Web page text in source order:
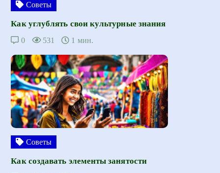
Советы
Как углублять свои культурные знания
0 531 1 мин.
Советы
Как создавать элементы занятости